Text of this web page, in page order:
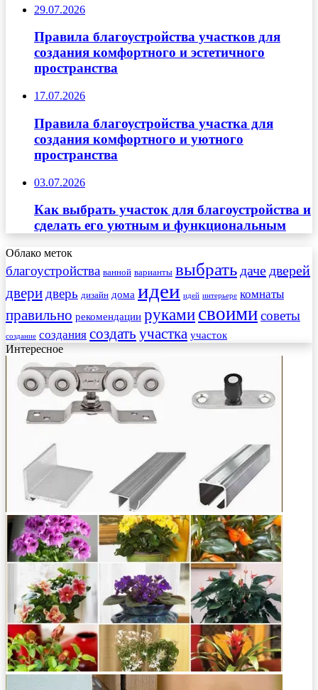
29.07.2026
Правила благоустройства участков для
создания комфортного и эстетичного
пространства
17.07.2026
Правила благоустройства участка для
создания комфортного и уютного
пространства
03.07.2026
Как выбрать участок для благоустройства и
сделать его уютным и функциональным
Облако меток
благоустройства ванной варианты выбрать даче дверей
двери дверь дизайн дома идеи идей интерьере комнаты
правильно рекомендации руками своимисоветы
создание создания создать участка участок
Интересное